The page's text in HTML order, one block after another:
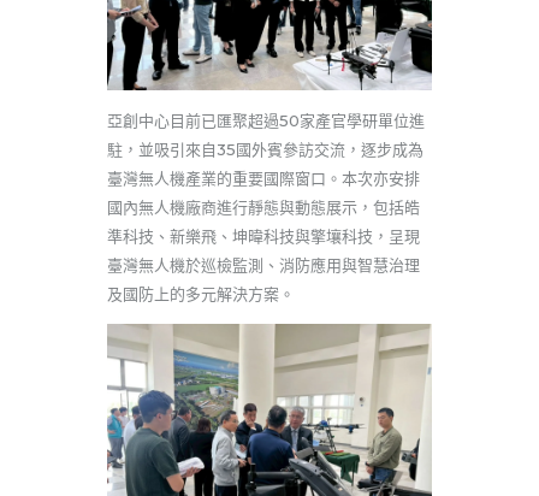
亞創中心目前已匯聚超過50家產官學研單位進
駐，並吸引來自35國外賓參訪交流，逐步成為
臺灣無人機產業的重要國際窗口。本次亦安排
國內無人機廠商進行靜態與動態展示，包括皓
準科技 、 新樂飛 、 坤暐科技與擎壤科技 ，呈現
臺灣無人機於巡檢監測、消防應用與智慧治理
及國防上的多元解決方案。